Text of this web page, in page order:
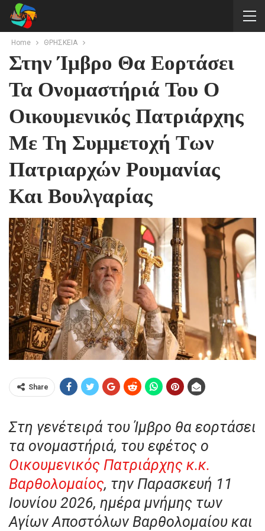
Home ΘΡΗΣΚΕΙΑ
Στην Ίμβρο Θα Εορτάσει
Τα Ονομαστήριά Του Ο
Οικουμενικός Πατριάρχης
Με Τη Συμμετοχή Των
Πατριαρχών Ρουμανίας
Και Βουλγαρίας
Share
Στη γενέτειρά του Ίμβρο θα εορτάσει
τα ονομαστήριά, του εφέτος ο
Οικουμενικός Πατριάρχης κ.κ.
Βαρθολομαίος, την Παρασκευή 11
Ιουνίου 2026, ημέρα μνήμης των
Αγίων Αποστόλων Βαρθολομαίου και